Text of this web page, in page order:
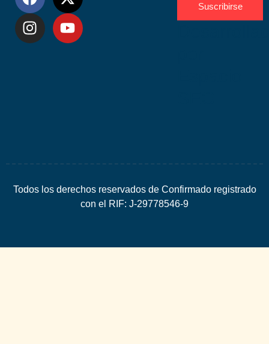
Suscribirse
Todos los derechos reservados de Confirmado registrado
con el RIF: J-29778546-9